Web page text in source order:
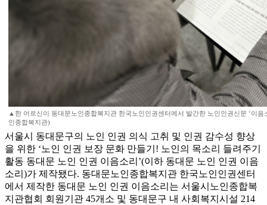
▲한 어르신이 동대문노인종합복지관 한국노인인권센터에서 발간한 노인인권신문 ‘이음
인종합복지관)
서울시 동대문구의 노인 인권 의식 고취 및 인권 감수성 향상
을 위한 ‘노인 인권 보장 문화 만들기! 노인의 목소리 들려주기
활동 동대문 노인 인권 이음소리’(이하 동대문 노인 인권 이음
소리)가 제작됐다. 동대문노인종합복지관 한국노인인권센터
에서 제작한 동대문 노인 인권 이음소리는 서울시노인종합복
지관협회 회원기관 45개소 및 동대문구 내 사회복지시설 214